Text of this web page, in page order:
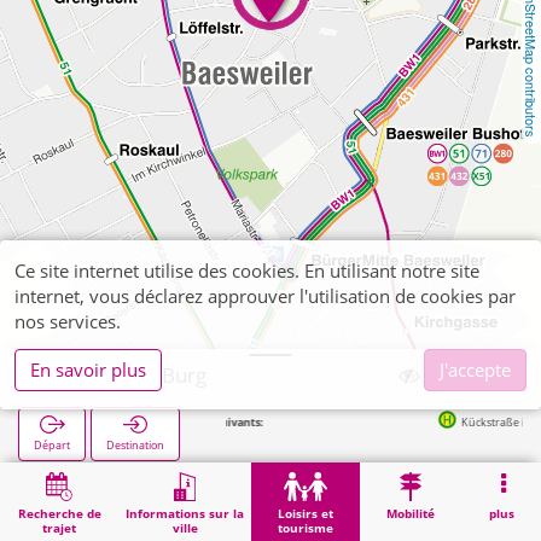
OpenStreetMap contributors
Recherche de
trajet
Informations sur la
ville
Loisirs et
tourisme
Mobilité plus
Baesweiler Burg
Départ Destination
Arrêts suivants: Kückstraße in 237m
Démarrage Loisirs et tourisme Baesweiler Burg
Ce site internet utilise des cookies. En utilisant notre site
internet, vous déclarez approuver l'utilisation de cookies par
nos services.
En savoir plus
J'accepte